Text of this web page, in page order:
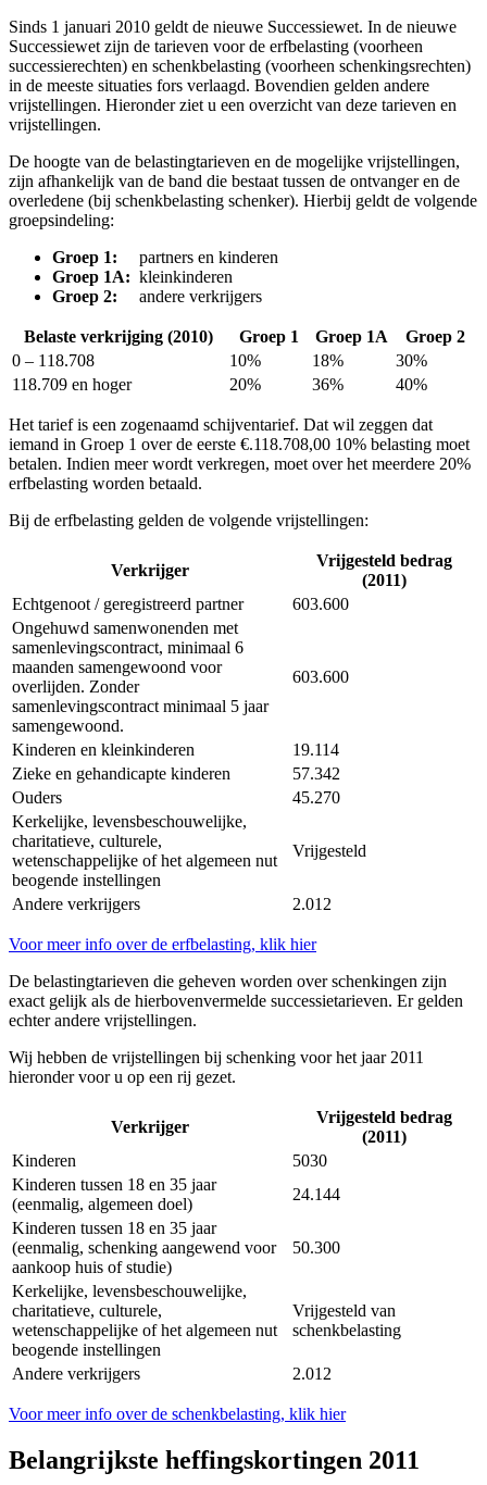
Sinds 1 januari 2010 geldt de nieuwe Successiewet. In de nieuwe
Successiewet zijn de tarieven voor de erfbelasting (voorheen
successierechten) en schenkbelasting (voorheen schenkingsrechten)
in de meeste situaties fors verlaagd. Bovendien gelden andere
vrijstellingen. Hieronder ziet u een overzicht van deze tarieven en
vrijstellingen.
De hoogte van de belastingtarieven en de mogelijke vrijstellingen,
zijn afhankelijk van de band die bestaat tussen de ontvanger en de
overledene (bij schenkbelasting schenker). Hierbij geldt de volgende
groepsindeling:
Groep 1: partners en kinderen
Groep 1A: kleinkinderen
Groep 2: andere verkrijgers
Belaste verkrijging (2010) Groep 1 Groep 1A
Groep 2
0 – 118.708
10% 18%
30%
118.709 en hoger
20% 36% 40%
Het tarief is een zogenaamd schijventarief. Dat wil zeggen dat
iemand in Groep 1 over de eerste €.118.708,00 10% belasting moet
betalen. Indien meer wordt verkregen, moet over het meerdere 20%
erfbelasting worden betaald.
Bij de erfbelasting gelden de volgende vrijstellingen:
Verkrijger
Vrijgesteld bedrag
(2011)
Echtgenoot / geregistreerd partner
603.600
Ongehuwd samenwonenden met
samenlevingscontract, minimaal 6
maanden samengewoond voor
overlijden. Zonder
samenlevingscontract minimaal 5 jaar
samengewoond.
603.600
Kinderen en kleinkinderen
19.114
Zieke en gehandicapte kinderen
57.342
Ouders
45.270
Kerkelijke, levensbeschouwelijke,
charitatieve, culturele,
wetenschappelijke of het algemeen nut
beogende instellingen
Vrijgesteld
Andere verkrijgers 2.012
Voor meer info over de erfbelasting, klik hier
De belastingtarieven die geheven worden over schenkingen zijn
exact gelijk als de hierbovenvermelde successietarieven. Er gelden
echter andere vrijstellingen.
Wij hebben de vrijstellingen bij schenking voor het jaar 2011
hieronder voor u op een rij gezet.
Verkrijger
Vrijgesteld bedrag
(2011)
Kinderen
5030
Kinderen tussen 18 en 35 jaar
(eenmalig, algemeen doel)
24.144
Kinderen tussen 18 en 35 jaar
(eenmalig, schenking aangewend voor
aankoop huis of studie)
50.300
Kerkelijke, levensbeschouwelijke,
charitatieve, culturele,
wetenschappelijke of het algemeen nut
beogende instellingen
Vrijgesteld van
schenkbelasting
Andere verkrijgers 2.012
Voor meer info over de schenkbelasting, klik hier
Belangrijkste heffingskortingen 2011